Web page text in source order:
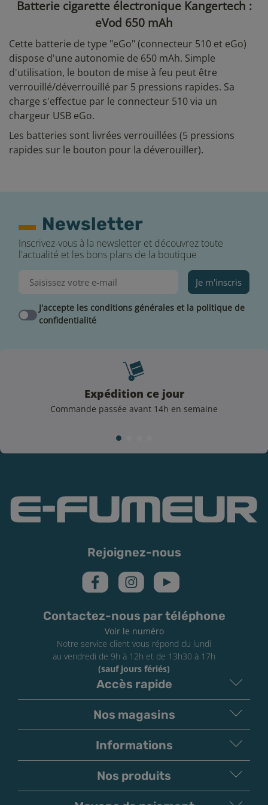
Batterie cigarette électronique Kangertech :
eVod 650 mAh
Cette batterie de type "eGo" (connecteur 510 et eGo)
dispose d'une autonomie de 650 mAh. Simple
d'utilisation, le bouton de mise à feu peut être
verrouillé/déverrouillé par 5 pressions rapides. Sa
charge s'effectue par le connecteur 510 via un
chargeur USB eGo.
Les batteries sont livrées verrouillées (5 pressions
rapides sur le bouton pour la déverouiller).
Newsletter
Inscrivez-vous à la newsletter et découvrez toute
l'actualité et les bons plans de la boutique
Je m'inscris
J'accepte les conditions générales et la politique de
confidentialité
Expédition ce jour
Commande passée avant 14h en semaine
Rejoignez-nous
Contactez-nous par téléphone
Voir le numéro
Notre service client vous répond du lundi
au vendredi de 9h à 12h et de 13h30 à 17h
(sauf jours fériés)
Accès rapide
Nos magasins
Informations
Nos produits